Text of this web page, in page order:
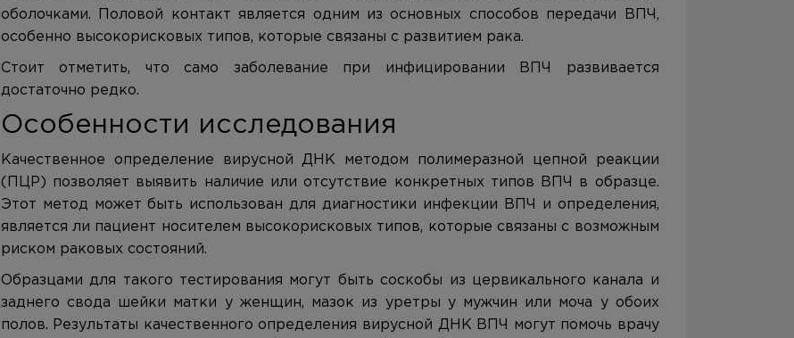
оболочками. Половой контакт является одним из основных способов передачи ВПЧ,
особенно высокорисковых типов, которые связаны с развитием рака.
Стоит отметить, что само заболевание при инфицировании ВПЧ развивается
достаточно редко.
Особенности исследования
Качественное определение вирусной ДНК методом полимеразной цепной реакции
(ПЦР) позволяет выявить наличие или отсутствие конкретных типов ВПЧ в образце.
Этот метод может быть использован для диагностики инфекции ВПЧ и определения,
является ли пациент носителем высокорисковых типов, которые связаны с возможным
риском раковых состояний.
Образцами для такого тестирования могут быть соскобы из цервикального канала и
заднего свода шейки матки у женщин, мазок из уретры у мужчин или моча у обоих
полов. Результаты качественного определения вирусной ДНК ВПЧ могут помочь врачу